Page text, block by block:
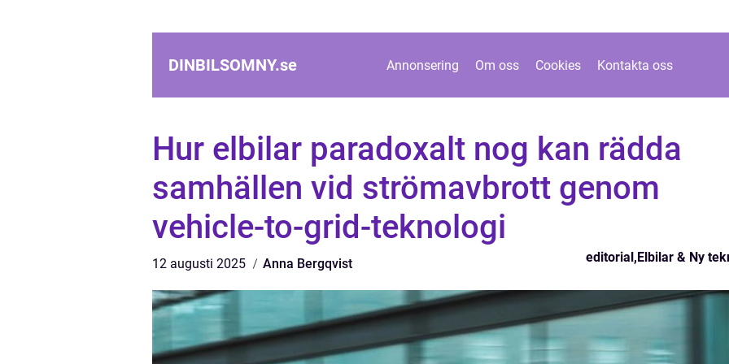
DINBILSOMNY.se Annonsering Om oss Cookies Kontakta oss
Hur elbilar paradoxalt nog kan rädda
samhällen vid strömavbrott genom
vehicle-to-grid-teknologi
12 augusti 2025 Anna Bergqvist editorial,Elbilar & Ny